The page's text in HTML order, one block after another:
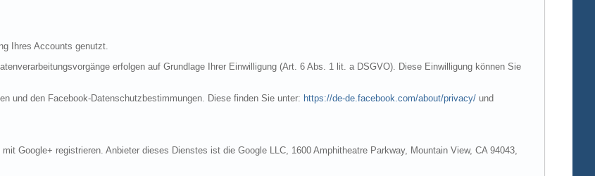
Ihres Accounts genutzt.
erfolgen auf Grundlage Ihrer Einwilligung (Art. 6 Abs. 1 lit. a DSGVO). Diese Einwilligung können Sie
und den Facebook-Datenschutzbestimmungen. Diese finden Sie unter: https://de-de.facebook.com/about/privacy/ und
Google+ registrieren. Anbieter dieses Dienstes ist die Google LLC, 1600 Amphitheatre Parkway, Mountain View, CA 94043,